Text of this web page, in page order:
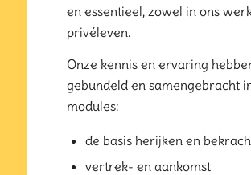
en essentieel, zowel in ons
privéleven.
Onze kennis en ervaring
gebundeld en samengebracht
modules:
de basis herijken en
vertrek- en aankomst